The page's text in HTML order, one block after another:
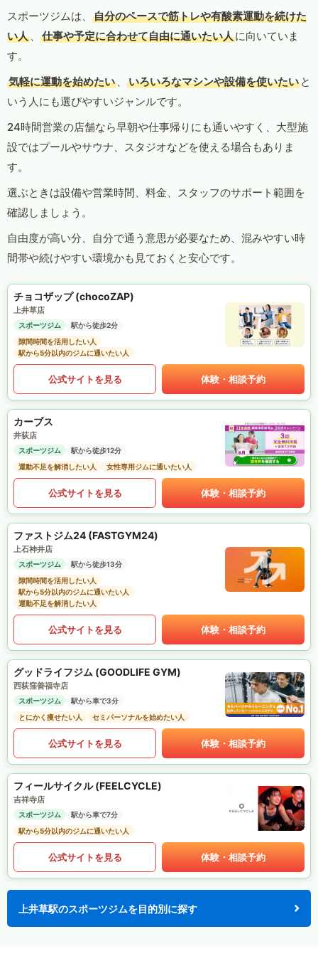
スポーツジムは、
自分のペースで筋トレや有酸素運動を続けた
い人 、 仕事や予定に合わせて自由に通いたい人に向いていま
す。
気軽に運動を始めたい 、 いろいろなマシンや設備を使いたい と
いう人にも選びやすいジャンルです。
24時間営業の店舗なら早朝や仕事帰りにも通いやすく、大型施
設ではプールやサウナ、スタジオなどを使える場合もありま
す。
選ぶときは設備や営業時間、料金、スタッフのサポート範囲を
確認しましょう。
自由度が高い分、自分で通う意思が必要なため、混みやすい時
間帯や続けやすい環境かも見ておくと安心です。
チョコザップ (chocoZAP)
上井草店
スポーツジム
駅から徒歩2分
隙間時間を活用したい人
駅から5分以内のジムに通いたい人
公式サイトを見る 体験・相談予約
カーブス
井荻店
スポーツジム
駅から徒歩12分
運動不足を解消したい人
女性専用ジムに通いたい人
公式サイトを見る 体験・相談予約
ファストジム24 (FASTGYM24)
上石神井店
スポーツジム
駅から徒歩13分
隙間時間を活用したい人
駅から5分以内のジムに通いたい人
運動不足を解消したい人
公式サイトを見る 体験・相談予約
グッドライフジム (GOODLIFE GYM)
西荻窪善福寺店
スポーツジム
駅から車で3分
とにかく痩せたい人
セミパーソナルを始めたい人
公式サイトを見る 体験・相談予約
フィールサイクル (FEELCYCLE)
吉祥寺店
スポーツジム
駅から車で7分
駅から5分以内のジムに通いたい人
公式サイトを見る 体験・相談予約
上井草駅のスポーツジムを目的別に探す